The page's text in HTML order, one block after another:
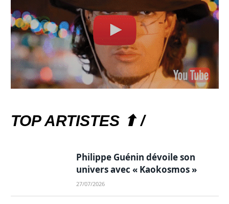
TOP ARTISTES ⬆ /
Philippe Guénin dévoile son
univers avec « Kaokosmos »
27/07/2026